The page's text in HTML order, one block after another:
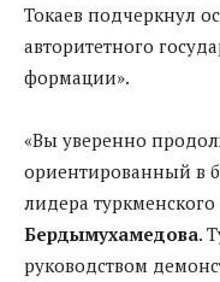
Токаев подчеркнул
авторитетного
формации».
«Вы уверенно
ориентированный в
лидера
Бердымухамедова.
руководством